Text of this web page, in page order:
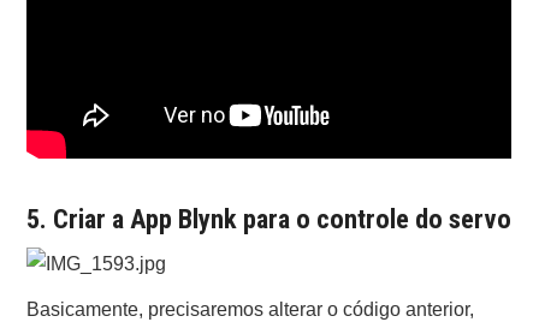
5. Criar a App Blynk para o controle do servo
Basicamente, precisaremos alterar o código anterior,